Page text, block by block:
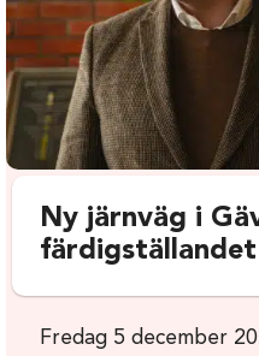
Ny järnväg i
Fredag 5 december